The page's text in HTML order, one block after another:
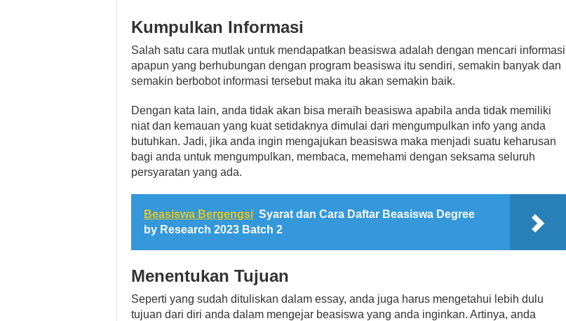
Kumpulkan Informasi
Salah satu cara mutlak untuk mendapatkan beasiswa adalah dengan mencari informasi
apapun yang berhubungan dengan program beasiswa itu sendiri, semakin banyak dan
semakin berbobot informasi tersebut maka itu akan semakin baik.
Dengan kata lain, anda tidak akan bisa meraih beasiswa apabila anda tidak memiliki
niat dan kemauan yang kuat setidaknya dimulai dari mengumpulkan info yang anda
butuhkan. Jadi, jika anda ingin mengajukan beasiswa maka menjadi suatu keharusan
bagi anda untuk mengumpulkan, membaca, memehami dengan seksama seluruh
persyaratan yang ada.
Beasiswa Bergengsi Syarat dan Cara Daftar Beasiswa Degree
by Research 2023 Batch 2
Menentukan Tujuan
Seperti yang sudah dituliskan dalam essay, anda juga harus mengetahui lebih dulu
tujuan dari diri anda dalam mengejar beasiswa yang anda inginkan. Artinya, anda